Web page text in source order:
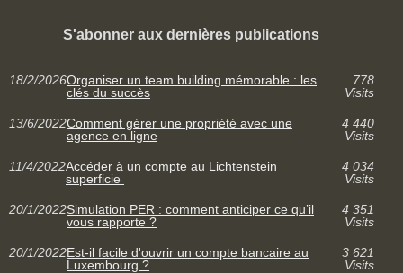
S'abonner aux dernières publications
18/2/2026Organiser un team building mémorable : les
clés du succès
778
Visits
13/6/2022Comment gérer une propriété avec une
agence en ligne
4 440
Visits
11/4/2022Accéder à un compte au Lichtenstein
superficie
4 034
Visits
20/1/2022Simulation PER : comment anticiper ce qu’il
vous rapporte ?
4 351
Visits
20/1/2022Est-il facile d'ouvrir un compte bancaire au
Luxembourg ?
3 621
Visits